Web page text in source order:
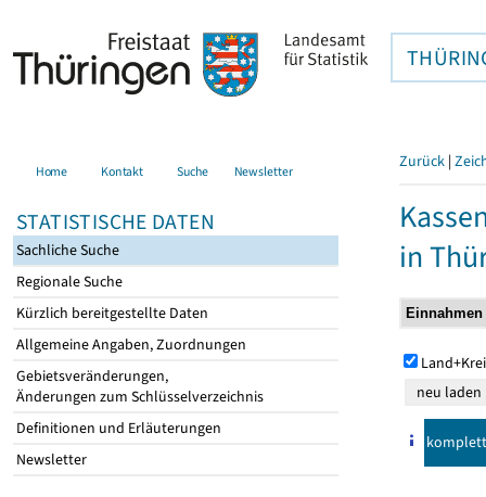
Home Kontakt Suche Newsletter
STATISTISCHE DATEN
Sachliche Suche
Regionale Suche
Kürzlich bereitgestellte Daten
Allgemeine Angaben, Zuordnungen
Gebietsveränderungen,
Änderungen zum Schlüsselverzeichnis
Definitionen und Erläuterungen
Newsletter
Zurück |
in
komplett